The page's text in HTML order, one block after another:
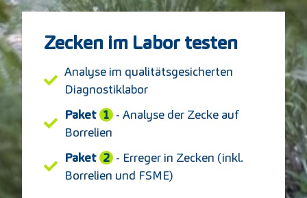
Zecken im Labor testen
Analyse im qualitätsgesicherten
Diagnostiklabor
Paket 1 - Analyse der Zecke auf
Borrelien
Paket 2 - Erreger in Zecken (inkl.
Borrelien und FSME)